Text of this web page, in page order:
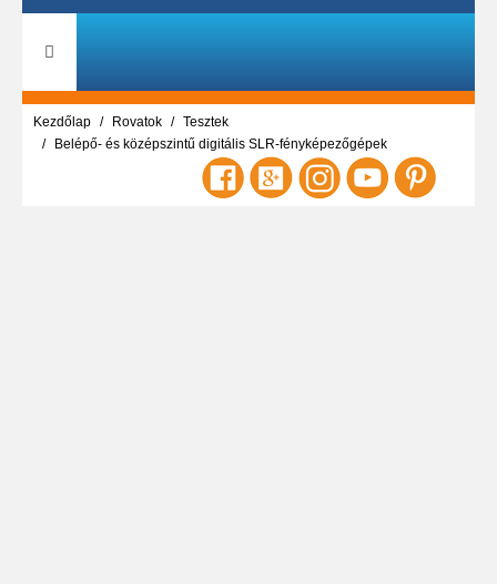
Kezdőlap Rovatok
Tesztek
Belépő- és középszintű digitális SLR-fényképezőgépek